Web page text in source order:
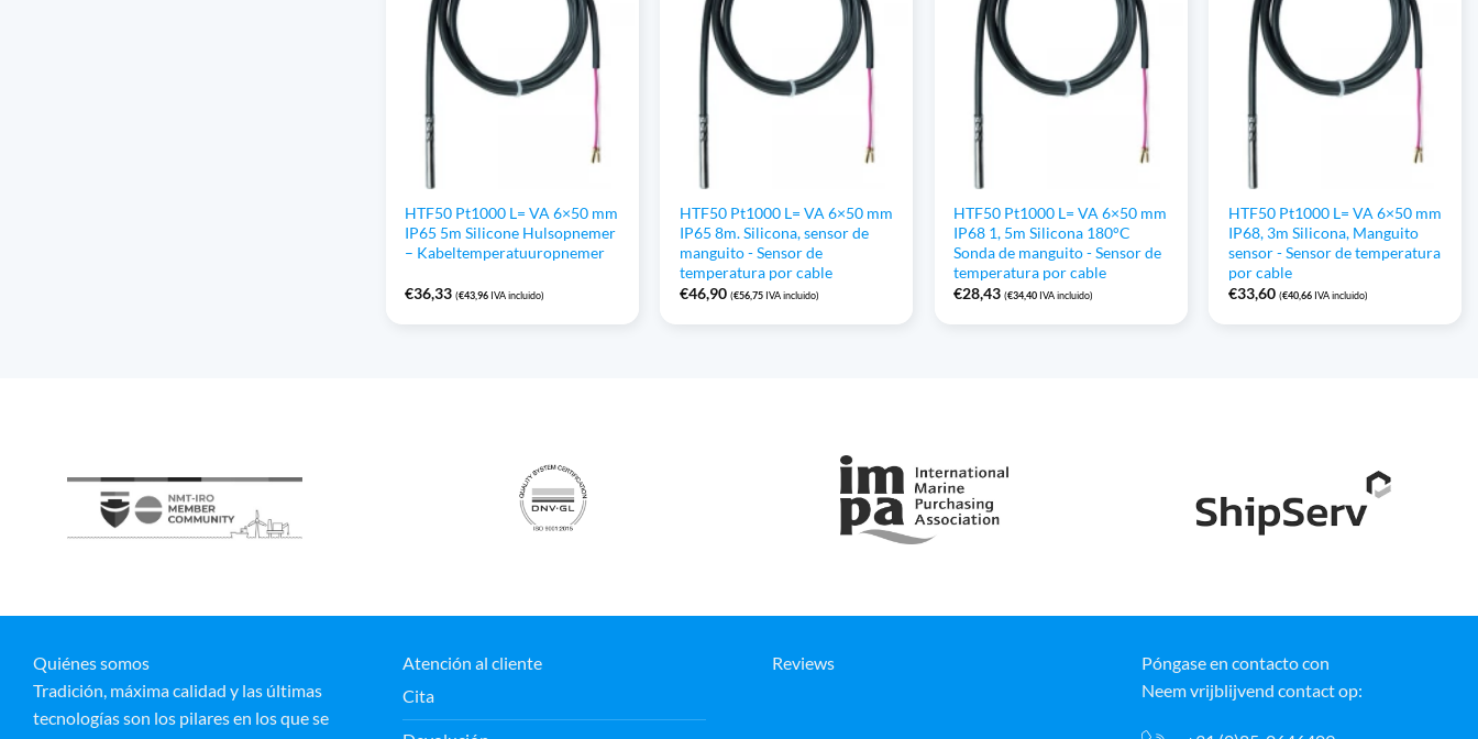
HTF50 Pt1000 L= VA 6×50 mm
IP65 5m Silicone Hulsopnemer
– Kabeltemperatuuropnemer
€36,33 (€43,96 IVA incluido)
HTF50 Pt1000 L= VA 6×50 mm
IP65 8m. Silicona, sensor de
manguito - Sensor de
temperatura por cable
€46,90 (€56,75IVA incluido)
HTF50 Pt1000 L= VA 6×50 mm
IP68 1, 5m Silicona 180°C
Sonda de manguito - Sensor de
temperatura por cable
€28,43 (€34,40 IVA incluido)
HTF50 Pt1000 L= VA 6×50 mm
IP68, 3m Silicona, Manguito
sensor - Sensor de temperatura
por cable
€33,60 (€40,66IVA incluido)
Quiénes somos
Tradición, máxima calidad y las últimas
tecnologías son los pilares en los que se
Atención al cliente
Cita
Reviews
Póngase en contacto con
Neem vrijblijvend contact op: